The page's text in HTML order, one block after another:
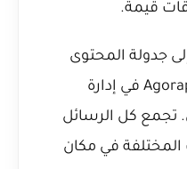
قيمة.
جدولة المحتوى
والتحليلات، تتفوق Agorapulse في إدارة
تجمع كل الرسائل
في مكان